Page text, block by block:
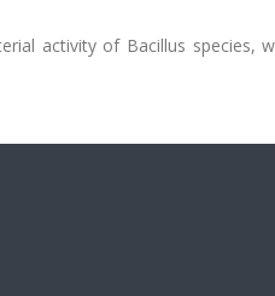
activity of Bacillus species,